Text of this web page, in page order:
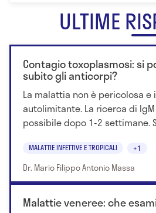
ULTIME
Contagio toxoplasmosi: si
subito gli anticorpi?
La malattia non è pericolosa e
autolimitante. La ricerca di
possibile dopo 1-2 settimane.
MALATTIE INFETTIVE E TROPICALI +1
Dr. Mario Filippo Antonio Massa
Malattie veneree: che